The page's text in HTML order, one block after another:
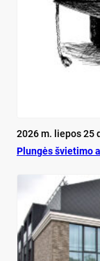
2026 m. liepos 25
Plun­gės švie­ti­mo